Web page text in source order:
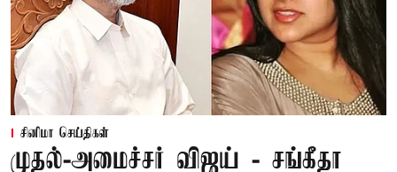
சினிமா செய்திகள்
முதல்-அமைச்சர் விஜய் - சங்கீதா